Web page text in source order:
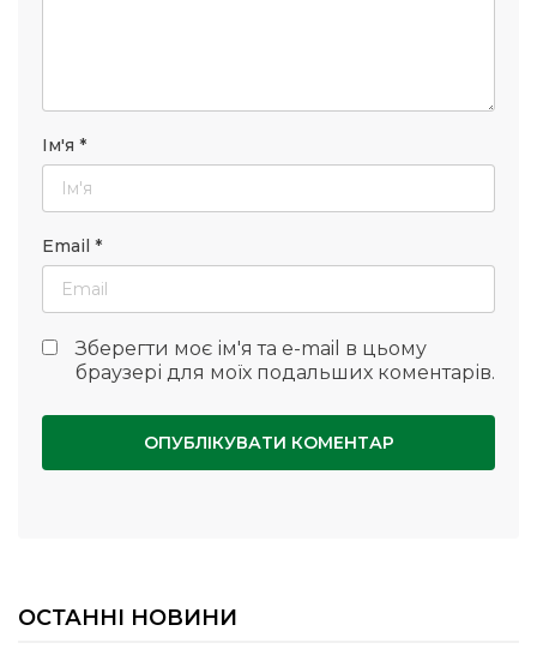
Ім'я *
Email *
Зберегти моє ім'я та e-mail в цьому
браузері для моїх подальших коментарів.
ОСТАННІ НОВИНИ